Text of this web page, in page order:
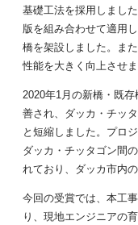
基礎工法を採用しまし
版を組み合わせて適用
橋を架設しました。ま
性能を大きく向上させま
2020年1月の新橋・既
善され、ダッカ・チッ
と短縮しました。プロ
ダッカ・チッタゴン間
れており、ダッカ市内
今回の受賞では、本工
り、現地エンジニアの